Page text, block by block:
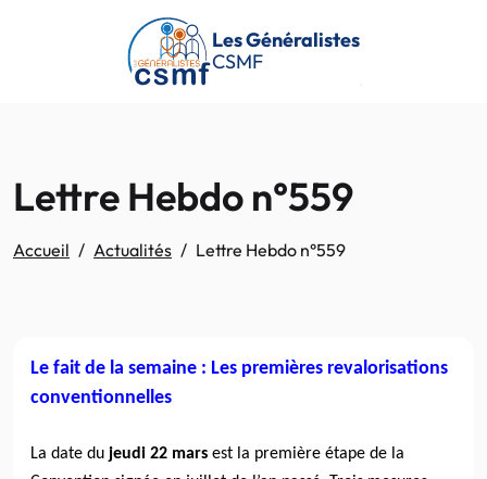
Passer au contenu principal
Les Généralistes
CSMF
Lettre Hebdo n°559
Accueil Actualités Lettre Hebdo n°559
Le fait de la semaine : Les premières revalorisations
conventionnelles
La date du jeudi 22 mars est la première étape de la